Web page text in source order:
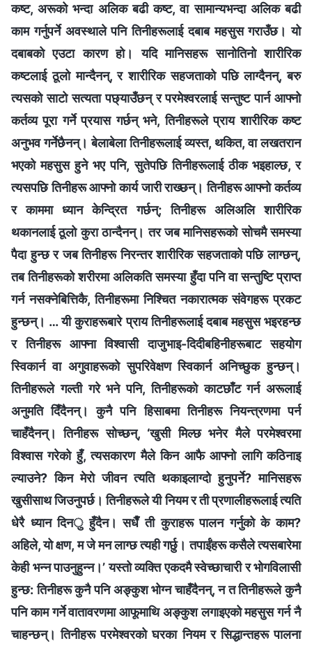
कष्ट, अरूको भन्दा अलिक बढी कष्ट, वा सामान्यभन्दा अलिक बढी
काम गर्नुपर्ने अवस्थाले पनि तिनीहरूलाई दबाब महसुस गराउँछ। यो
दबाबको एउटा कारण हो। यदि मानिसहरू सानोतिनो शारीरिक
कष्टलाई ठूलो मान्दैनन्, र शारीरिक सहजताको पछि लाग्दैनन्, बरु
त्यसको साटो सत्यता पछ्याउँछन् र परमेश्‍वरलाई सन्तुष्ट पार्न आफ्‍नो
कर्तव्य पूरा गर्ने प्रयास गर्छन् भने, तिनीहरूले प्राय शारीरिक कष्ट
अनुभव गर्नेछैनन्। बेलाबेला तिनीहरूलाई व्यस्त, थकित, वा लखतरान
भएको महसुस हुने भए पनि, सुतेपछि तिनीहरूलाई ठीक भइहाल्छ, र
त्यसपछि तिनीहरू आफ्‍नो कार्य जारी राख्छन्। तिनीहरू आफ्‍नो कर्तव्य
र काममा ध्यान केन्द्रित गर्छन्; तिनीहरू अलिअलि शारीरिक
थकानलाई ठूलो कुरा ठान्दैनन्। तर जब मानिसहरूको सोचमै समस्या
पैदा हुन्छ र जब तिनीहरू निरन्तर शारीरिक सहजताको पछि लाग्छन्,
तब तिनीहरूको शरीरमा अलिकति समस्या हुँदा पनि वा सन्तुष्टि प्राप्त
गर्न नसक्‍नेबित्तिकै, तिनीहरूमा निश्‍चित नकारात्मक संवेगहरू प्रकट
हुन्छन्। … यी कुराहरूबारे प्राय तिनीहरूलाई दबाब महसुस भइरहन्छ
र तिनीहरू आफ्‍ना विश्‍वासी दाजुभाइ-दिदीबहिनीहरूबाट सहयोग
स्विकार्न वा अगुवाहरूको सुपरिवेक्षण स्विकार्न अनिच्‍छुक हुन्छन्।
तिनीहरूले गल्ती गरे भने पनि, तिनीहरूको काटछाँट गर्न अरूलाई
अनुमति दिँदैनन्। कुनै पनि हिसाबमा तिनीहरू नियन्त्रणमा पर्न
चाहँदैनन्। तिनीहरू सोच्छन्, ‘खुसी मिल्छ भनेर मैले परमेश्‍वरमा
विश्‍वास गरेको हुँ, त्यसकारण मैले किन आफै आफ्‍नो लागि कठिनाइ
ल्याउने? किन मेरो जीवन त्यति थकाइलाग्दो हुनुपर्ने? मानिसहरू
खुसीसाथ जिउनुपर्छ। तिनीहरूले यी नियम र ती प्रणालीहरूलाई त्यति
धेरै ध्यान दिनु हुँदैन। सधैँ ती कुराहरू पालन गर्नुको के काम?
अहिले, यो क्षण, म जे मन लाग्छ त्यही गर्छु। तपाईंहरू कसैले त्यसबारेमा
केही भन्‍न पाउनुहुन्‍न।’ यस्तो व्यक्ति एकदमै स्वेच्‍छाचारी र भोगविलासी
हुन्छ: तिनीहरू कुनै पनि अङ्कुश भोग्‍न चाहँदैनन्, न त तिनीहरूले कुनै
पनि काम गर्ने वातावरणमा आफूमाथि अङ्कुश लगाइएको महसुस गर्न नै
चाहन्छन्। तिनीहरू परमेश्‍वरको घरका नियम र सिद्धान्तहरू पालना